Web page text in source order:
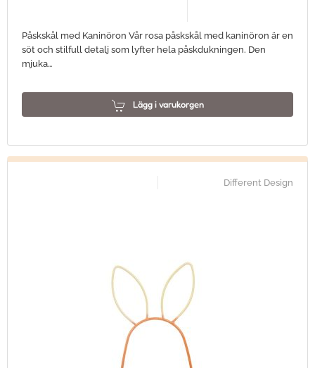
Påskskål med Kaninöron Vår rosa påskskål med kaninöron är en
söt och stilfull detalj som lyfter hela påskdukningen. Den
mjuka…
Lägg i varukorgen
Different Design